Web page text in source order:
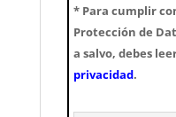
* Para cumplir
Protección de
a salvo, debes
privacidad.